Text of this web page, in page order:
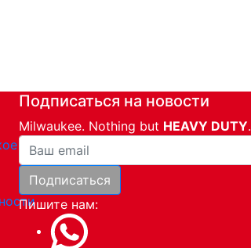
Подписаться на новости
Milwaukee. Nothing but HEAVY DUTY.
Ваша почта
Подписаться
Пишите нам: